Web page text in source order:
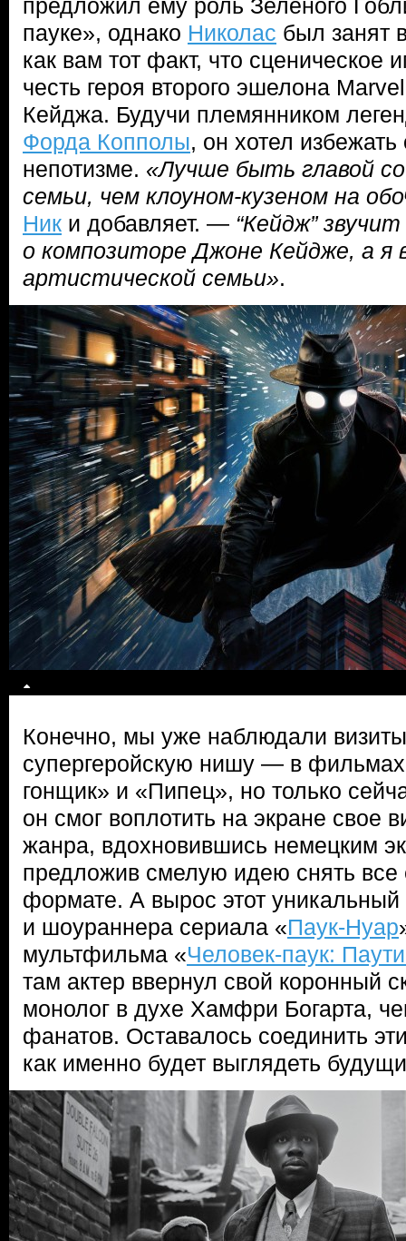
предложил ему роль Зеленого
пауке», однако Николас был занят
как вам тот факт, что сценическое
честь героя второго эшелона
Кейджа. Будучи племянником
Форда Копполы, он хотел
непотизме. «Лучше быть главой
семьи, чем клоуном-кузеном на
Ник и добавляет. — “Кейдж”
о композиторе Джоне Кейдже, а я
артистической семьи».
Конечно, мы уже наблюдали визиты
супергеройскую нишу — в
гонщик» и «Пипец», но только
он смог воплотить на экране свое
жанра, вдохновившись немецким
предложив смелую идею снять
формате. А вырос этот
и шоураннера сериала «Паук-Нуар
мультфильма «Человек-паук:
там актер ввернул свой коронный
монолог в духе Хамфри Богарта,
фанатов. Оставалось соединить
как именно будет выглядеть